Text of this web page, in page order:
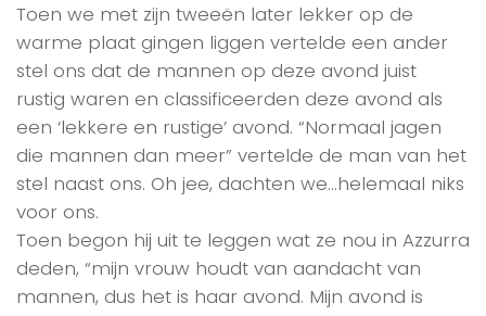
Toen we met zijn tweeën later lekker op de
warme plaat gingen liggen vertelde een ander
stel ons dat de mannen op deze avond juist
rustig waren en classificeerden deze avond als
een ‘lekkere en rustige’ avond. “Normaal jagen
die mannen dan meer” vertelde de man van het
stel naast ons. Oh jee, dachten we…helemaal niks
voor ons.
Toen begon hij uit te leggen wat ze nou in Azzurra
deden, “mijn vrouw houdt van aandacht van
mannen, dus het is haar avond. Mijn avond is